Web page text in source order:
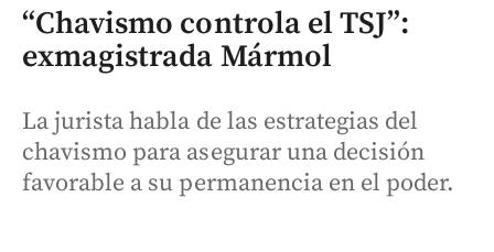
“Chavismo controla el TSJ”:
exmagistrada Mármol
La jurista habla de las estrategias del
chavismo para asegurar una decisión
favorable a su permanencia en el poder.